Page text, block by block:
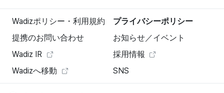
Wadizポリシー・利用規約
プライバシーポリシー
提携のお問い合わせ
お知らせ／イベント
Wadiz IR
採用情報
Wadizへ移動
SNS